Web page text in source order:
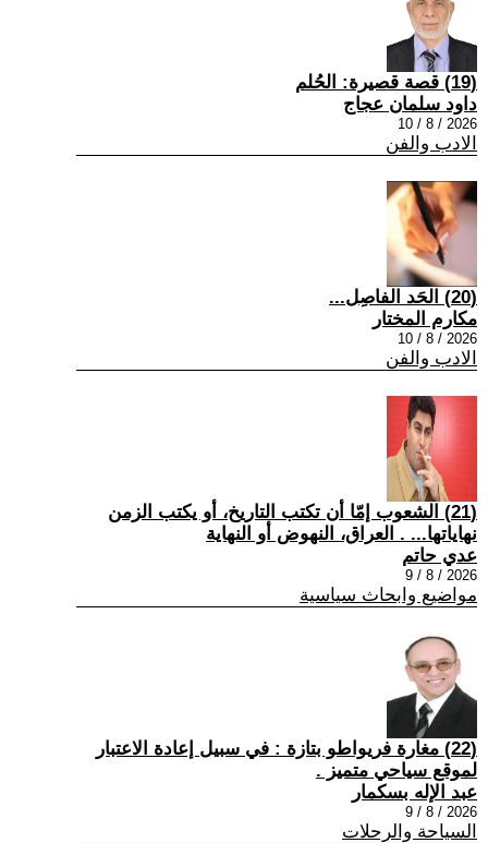
(19) قصة قصيرة: الحُلم
داود سلمان عجاج
2026 / 8 / 10
الادب والفن
(20) الحَد الفاصِل...
مكارم المختار
2026 / 8 / 10
الادب والفن
(21) الشعوب إمّا أن تكتب التاريخ، أو يكتب الزمن
نهاياتها... . العراق، النهوض أو النهاية
عدي حاتم
2026 / 8 / 9
مواضيع وابحاث سياسية
(22) مغارة فريواطو بتازة : في سبيل إعادة الاعتبار
لموقع سياحي متميز .
عبد الإله بسكمار
2026 / 8 / 9
السياحة والرحلات